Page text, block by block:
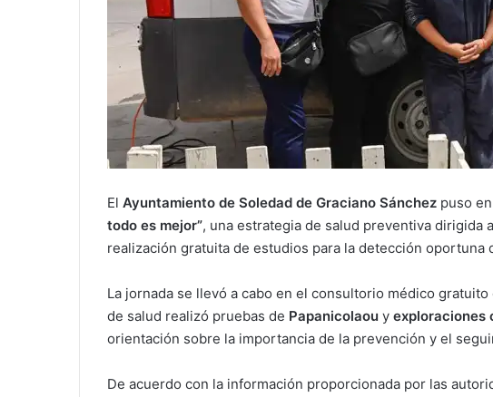
El Ayuntamiento de Soledad de Graciano Sánchez puso
todo es mejor”, una estrategia de salud preventiva dirigida
realización gratuita de estudios para la detección oportuna
La jornada se llevó a cabo en el consultorio médico gratuito
de salud realizó pruebas de Papanicolaou y exploraciones
orientación sobre la importancia de la prevención y el
De acuerdo con la información proporcionada por las